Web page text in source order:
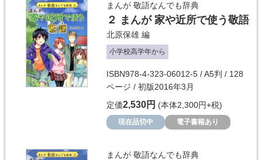
まんが 敬語なんでも辞典
２ まんが 家や近所で使う敬語
北原保雄 編
小学校高学年から
ISBN978-4-323-06012-5 / A5判 / 128
ページ / 初版2016年3月
定価2,530円 (本体2,300円+税)
現在品切中 電子書籍あり
まんが 敬語なんでも辞典